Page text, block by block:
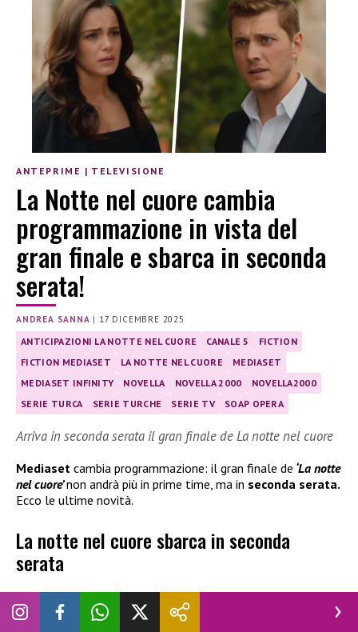
ANTEPRIME | TELEVISIONE
La Notte nel cuore cambia
programmazione in vista del
gran finale e sbarca in seconda
serata!
ANDREA SANNA | 17 DICEMBRE 2025
ANTICIPAZIONI LA NOTTE NEL CUORE CANALE 5
FICTION
FICTION MEDIASET
LA NOTTE NEL CUORE
MEDIASET
MEDIASET INFINITY
NOVELLA NOVELLA 2000
NOVELLA2000
SERIE TURCA
SERIE TURCHE SERIE TV SOAP OPERA
Arriva in seconda serata il gran finale de La notte nel cuore
Mediaset cambia programmazione: il gran finale de ‘La notte
nel cuore’non andrà più in prime time, ma in seconda serata.
Ecco le ultime novità.
La notte nel cuore sbarca in seconda
serata
ha deciso di rivedere la programmazione di